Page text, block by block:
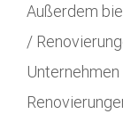
Außerdem
/